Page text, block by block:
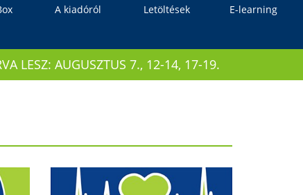
A kiadóról Letöltések E-learning
LESZ: AUGUSZTUS 7., 12-14, 17-19.